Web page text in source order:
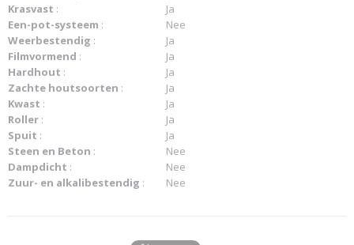
Krasvast :
Ja
Een-pot-systeem :
Nee
Weerbestendig :
Ja
Filmvormend :
Ja
Hardhout :
Ja
Zachte houtsoorten :
Ja
Kwast :
Ja
Roller :
Ja
Spuit :
Ja
Steen en Beton :
Nee
Dampdicht :
Nee
Zuur- en alkalibestendig : Nee